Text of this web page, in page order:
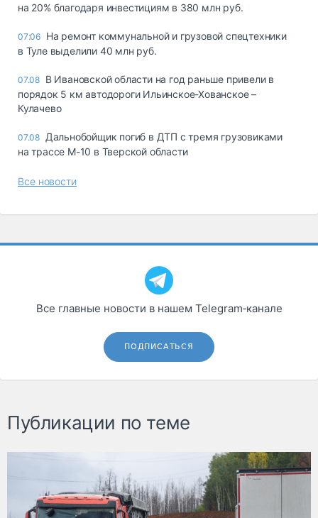
на 20% благодаря инвестициям в 380 млн руб.
07:06 На ремонт коммунальной и грузовой спецтехники
в Туле выделили 40 млн руб.
07.08 В Ивановской области на год раньше привели в
порядок 5 км автодороги Ильинское-Хованское –
Кулачево
07.08 Дальнобойщик погиб в ДТП с тремя грузовиками
на трассе М-10 в Тверской области
Все новости
Все главные новости в нашем Telegram‑канале
ПОДПИСАТЬСЯ
Публикации по теме